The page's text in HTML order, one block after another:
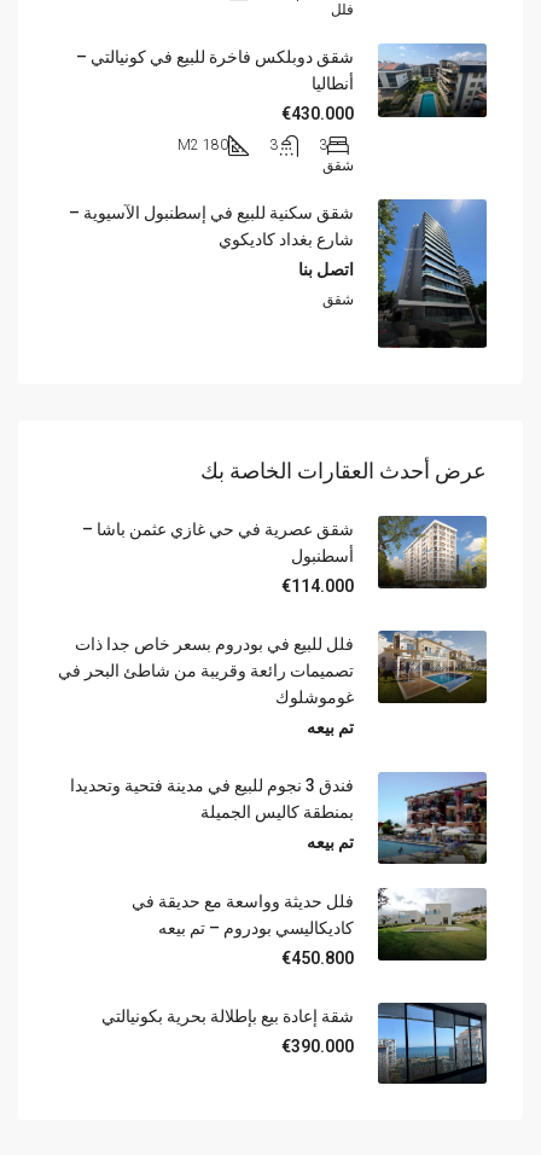
فلل
شقق دوبلكس فاخرة للبيع في كونيالتي –
أنطاليا
€430.000
3
3
180 M2
شقق
شقق سكنية للبيع في إسطنبول الآسيوية –
شارع بغداد كاديكوي
اتصل بنا
شقق
عرض أحدث العقارات الخاصة بك
شقق عصرية في حي غازي عثمن باشا –
أسطنبول
€114.000
فلل للبيع في بودروم بسعر خاص جدا ذات
تصميمات رائعة وقريبة من شاطئ البحر في
غوموشلوك
تم بيعه
فندق 3 نجوم للبيع في مدينة فتحية وتحديدا
بمنطقة كاليس الجميلة
تم بيعه
فلل حديثة وواسعة مع حديقة في
كاديكاليسي بودروم – تم بيعه
€450.800
شقة إعادة بيع بإطلالة بحرية بكونيالتي
€390.000